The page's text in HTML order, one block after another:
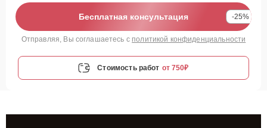
Бесплатная консультация -25%
Отправляя, Вы соглашаетесь с политикой конфиденциальности
Стоимость работ от 750₽